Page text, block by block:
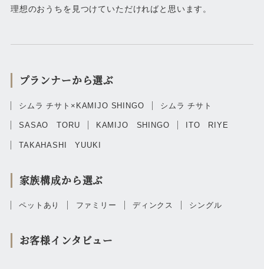
理想のおうちを見つけていただければと思います。
プランナーから選ぶ
シムラ チサト×KAMIJO SHINGO シムラ チサト
SASAO TORU KAMIJO SHINGO ITO RIYE
TAKAHASHI YUUKI
家族構成から選ぶ
ペットあり ファミリー ディンクス シングル
お客様インタビュー